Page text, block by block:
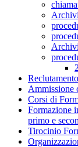
Ammissione
Corsi di
Formazione
primo e
Tirocinio